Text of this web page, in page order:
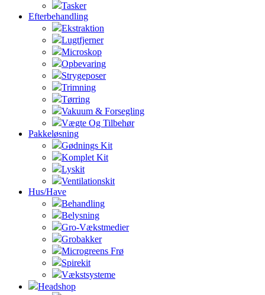
Tasker
Efterbehandling
Ekstraktion
Lugtfjerner
Microskop
Opbevaring
Strygeposer
Trimning
Tørring
Vakuum & Forsegling
Vægte Og Tilbehør
Pakkeløsning
Gødnings Kit
Komplet Kit
Lyskit
Ventilationskit
Hus/Have
Behandling
Belysning
Gro-Vækstmedier
Grobakker
Microgreens Frø
Spirekit
Vækstsysteme
Headshop